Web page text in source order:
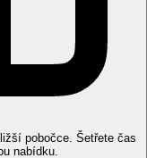
volejbal, fotbal,
jóga a další aktivity
pobočce. Šetřete čas
nabídku.